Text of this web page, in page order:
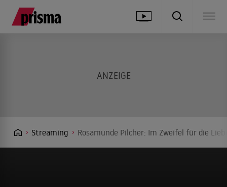
Streaming Rosamunde Pilcher: Im Zweifel für die